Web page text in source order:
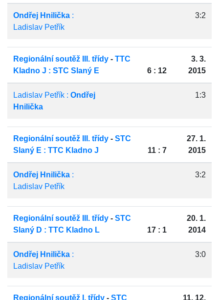
Ondřej Hnilička :
Ladislav Petřík
3:2
Regionální soutěž III. třídy - TTC
Kladno J : STC Slaný E
6 : 12
3. 3.
2015
Ladislav Petřík : Ondřej
Hnilička
1:3
Regionální soutěž III. třídy - STC
Slaný E : TTC Kladno J
11 : 7
27. 1.
2015
Ondřej Hnilička :
Ladislav Petřík
3:2
Regionální soutěž III. třídy - STC
Slaný D : TTC Kladno L
17 : 1
20. 1.
2014
Ondřej Hnilička :
Ladislav Petřík
3:0
Regionální soutěž I. třídy - STC
11. 12.